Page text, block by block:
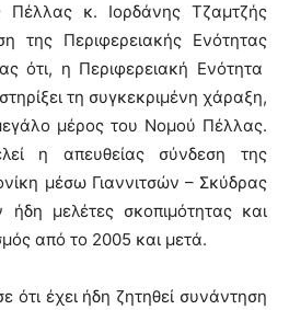
Πέλλας κ. Ιορδάνης Τζαμτζής
της Περιφερειακής Ενότητας
ότι, η Περιφερειακή Ενότητα
τη συγκεκριμένη χάραξη,
μέρος του Νομού Πέλλας.
η απευθείας σύνδεση της
μέσω Γιαννιτσών – Σκύδρας
μελέτες σκοπιμότητας και
από το 2005 και μετά.
έχει ήδη ζητηθεί συνάντηση